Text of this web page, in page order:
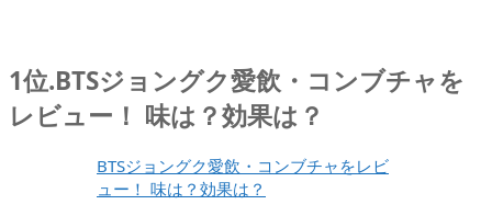
1位.BTSジョングク愛飲・コンブチャを
レビュー！ 味は？効果は？
BTSジョングク愛飲・コンブチャをレビ
ュー！ 味は？効果は？